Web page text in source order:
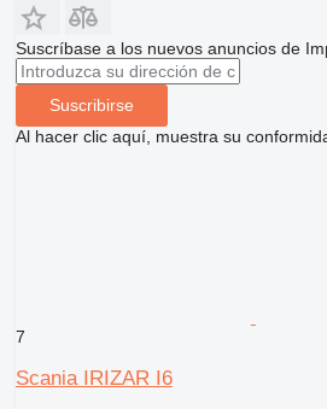
Suscríbase a los nuevos anuncios de
Suscribirse
Al hacer clic aquí, muestra su
7
Scania IRIZAR I6